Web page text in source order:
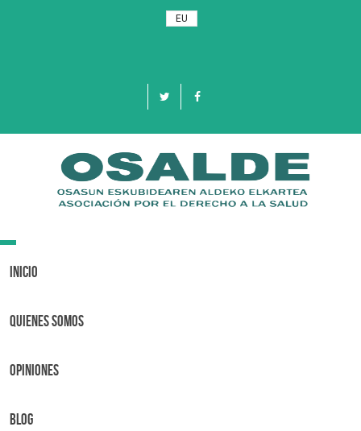
EU
Toggle
Inicio
Quienes Somos
OPINIONES
BLOG